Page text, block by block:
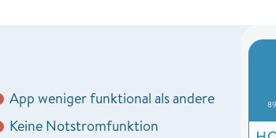
App weniger funktional als andere
Keine Notstromfunktion